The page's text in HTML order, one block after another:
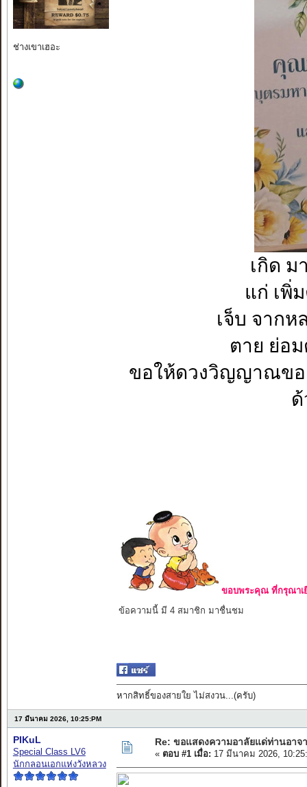
ช่างเขาเฮอะ
เกิด
แก่ เ
เจ็บ จาก
ตาย ย่อ
ขอให้ดวงวิญญาณขอ
ขอบพระคุณ ที่กรุณาเ
ข้อความนี้ มี 4 สมาชิก มาชื่นชม
หากสิทธิ์ของสายใย ไม่สงวน...(ครับ)
17 มีนาคม 2026, 10:25:PM
PIKuL
Special Class LV6
นักกลอนเอกแห่งวังหลวง
Re: ขอแสดงความอาลัยแด่ท่านอาจ
« ตอบ #1 เมื่อ: 17 มีนาคม 2026,